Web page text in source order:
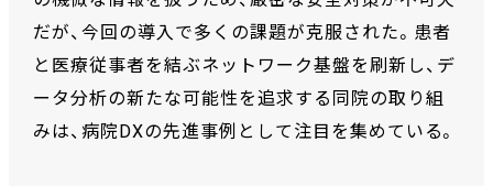
だが、今回の導入で多くの課題が克服された。患者
と医療従事者を結ぶネットワーク基盤を刷新し、デ
ータ分析の新たな可能性を追求する同院の取り組
みは、病院DXの先進事例として注目を集めている。